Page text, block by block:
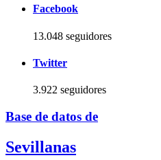
Facebook
13.048 seguidores
Twitter
3.922 seguidores
Base de datos de
Sevillanas